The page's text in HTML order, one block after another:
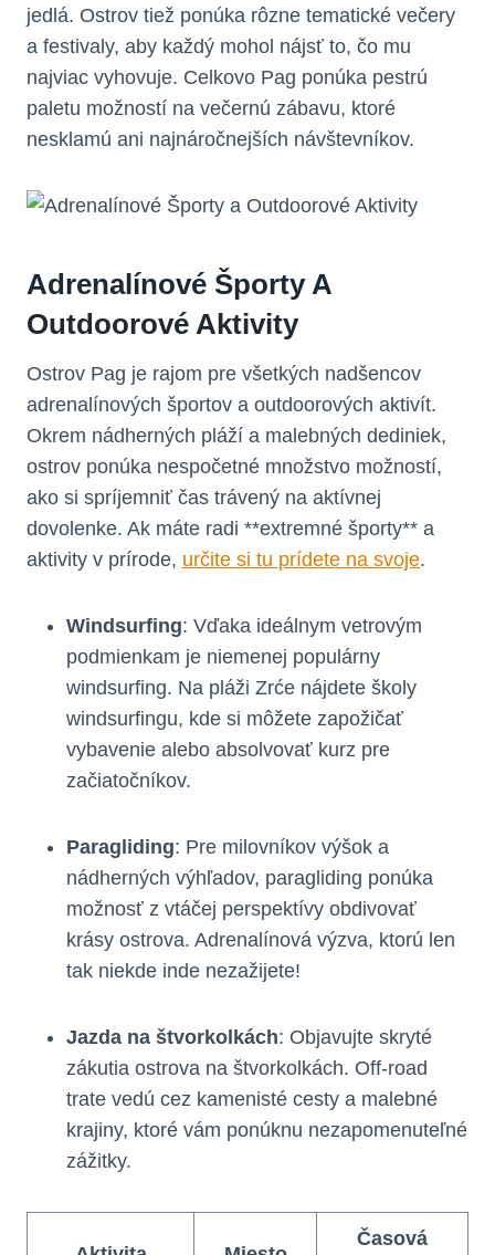
jedlá. Ostrov tiež ponúka rôzne tematické večery
a festivaly, aby každý mohol nájsť to, čo mu
najviac vyhovuje. Celkovo Pag ponúka pestrú
paletu možností na večernú zábavu, ktoré
nesklamú ani najnáročnejších návštevníkov.
Adrenalínové Športy A
Outdoorové Aktivity
Ostrov Pag je rajom pre všetkých nadšencov
adrenalínových športov a outdoorových aktivít.
Okrem nádherných pláží a malebných dediniek,
ostrov ponúka nespočetné množstvo možností,
ako si spríjemniť čas trávený na aktívnej
dovolenke. Ak máte radi **extremné športy** a
aktivity v prírode, určite si tu prídete na svoje.
Windsurfing: Vďaka ideálnym vetrovým
podmienkam je niemenej populárny
windsurfing. Na pláži Zrće nájdete školy
windsurfingu, kde si môžete zapožičať
vybavenie alebo absolvovať kurz pre
začiatočníkov.
Paragliding: Pre milovníkov výšok a
nádherných výhľadov, paragliding ponúka
možnosť z vtáčej perspektívy obdivovať
krásy ostrova. Adrenalínová výzva, ktorú len
tak niekde inde nezažijete!
Jazda na štvorkolkách: Objavujte skryté
zákutia ostrova na štvorkolkách. Off-road
trate vedú cez kamenisté cesty a malebné
krajiny, ktoré vám ponúknu nezapomenuteľné
zážitky.
Časová